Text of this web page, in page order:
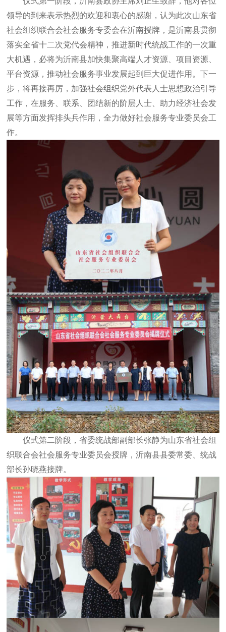
领导的到来表示热烈的欢迎和衷心的感谢，认为此次山东省
社会组织联合会社会服务专委会在沂南授牌，是沂南县贯彻
落实全省十二次党代会精神，推进新时代统战工作的一次重
大机遇，必将为沂南县加快集聚高端人才资源、项目资源、
平台资源，推动社会服务事业发展起到巨大促进作用。下一
步，将再接再厉，加强社会组织党外代表人士思想政治引导
工作，在服务、联系、团结新的阶层人士、助力经济社会发
展等方面发挥排头兵作用，全力做好社会服务专业委员会工
作。
仪式第二阶段，省委统战部副部长张静为山东省社会组
织联合会社会服务专业委员会授牌，沂南县县委常委、统战
部长孙晓燕接牌。